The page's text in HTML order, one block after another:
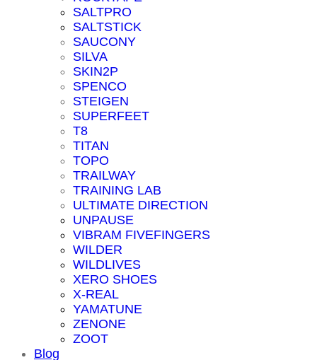
SALTPRO
SALTSTICK
SAUCONY
SILVA
SKIN2P
SPENCO
STEIGEN
SUPERFEET
T8
TITAN
TOPO
TRAILWAY
TRAINING LAB
ULTIMATE DIRECTION
UNPAUSE
VIBRAM FIVEFINGERS
WILDER
WILDLIVES
XERO SHOES
X-REAL
YAMATUNE
ZENONE
ZOOT
Blog